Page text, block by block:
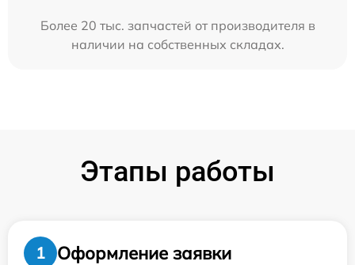
Более 20 тыс. запчастей от производителя в
наличии на собственных складах.
Этапы работы
1
Оформление заявки